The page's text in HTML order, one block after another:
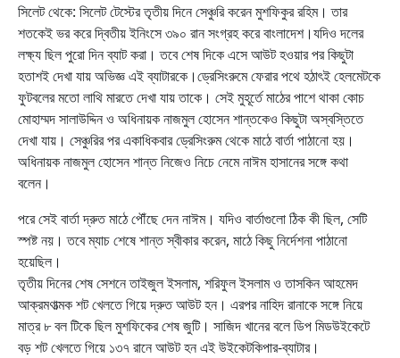
সিলেট থেকে: সিলেট টেস্টের তৃতীয় দিনে সেঞ্চুরি করেন মুশফিকুর রহিম। তার
শতকেই ভর করে দ্বিতীয় ইনিংসে ৩৯০ রান সংগ্রহ করে বাংলাদেশ।যদিও দলের
লক্ষ্য ছিল পুরো দিন ব্যাট করা। তবে শেষ দিকে এসে আউট হওয়ার পর কিছুটা
হতাশই দেখা যায় অভিজ্ঞ এই ব্যাটারকে।ড্রেসিংরুমে ফেরার পথে হঠাৎই হেলমেটকে
ফুটবলের মতো লাথি মারতে দেখা যায় তাকে। সেই মুহূর্তে মাঠের পাশে থাকা কোচ
মোহাম্মদ সালাউদ্দিন ও অধিনায়ক নাজমুল হোসেন শান্তকেও কিছুটা অস্বস্তিতে
দেখা যায়। সেঞ্চুরির পর একাধিকবার ড্রেসিংরুম থেকে মাঠে বার্তা পাঠানো হয়।
অধিনায়ক নাজমুল হোসেন শান্ত নিজেও নিচে নেমে নাঈম হাসানের সঙ্গে কথা
বলেন।
পরে সেই বার্তা দ্রুত মাঠে পৌঁছে দেন নাঈম। যদিও বার্তাগুলো ঠিক কী ছিল, সেটি
স্পষ্ট নয়। তবে ম্যাচ শেষে শান্ত স্বীকার করেন, মাঠে কিছু নির্দেশনা পাঠানো
হয়েছিল।
তৃতীয় দিনের শেষ সেশনে তাইজুল ইসলাম, শরিফুল ইসলাম ও তাসকিন আহমেদ
আক্রমণাত্মক শট খেলতে গিয়ে দ্রুত আউট হন। এরপর নাহিদ রানাকে সঙ্গে নিয়ে
মাত্র ৮ বল টিকে ছিল মুশফিকের শেষ জুটি। সাজিদ খানের বলে ডিপ মিডউইকেটে
বড় শট খেলতে গিয়ে ১৩৭ রানে আউট হন এই উইকেটকিপার-ব্যাটার।